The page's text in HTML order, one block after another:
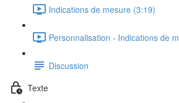
Indications de mesure (3:19)
Personnalisation - Indications de
Discussion
Texte